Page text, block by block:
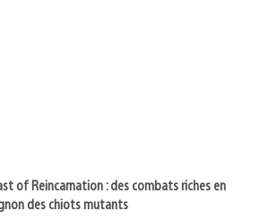
of Reincarnation : des combats riches en
des chiots mutants